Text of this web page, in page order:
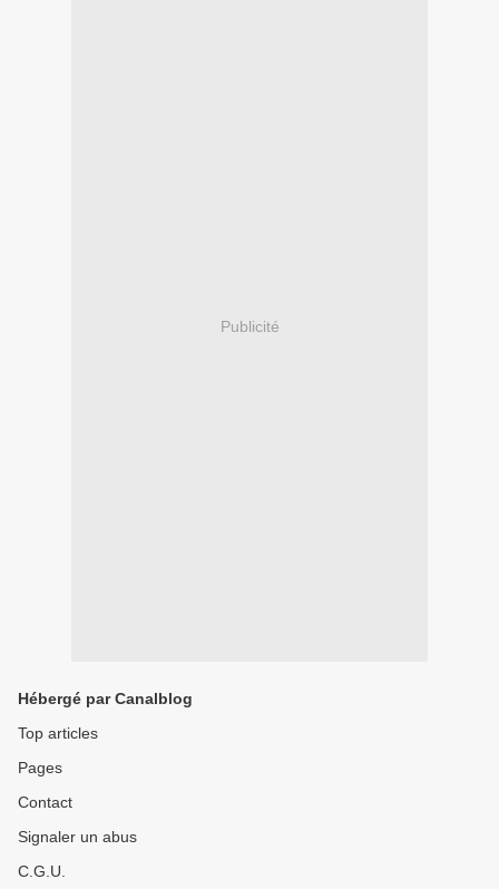
Publicité
Hébergé par Canalblog
Top articles
Pages
Contact
Signaler un abus
C.G.U.